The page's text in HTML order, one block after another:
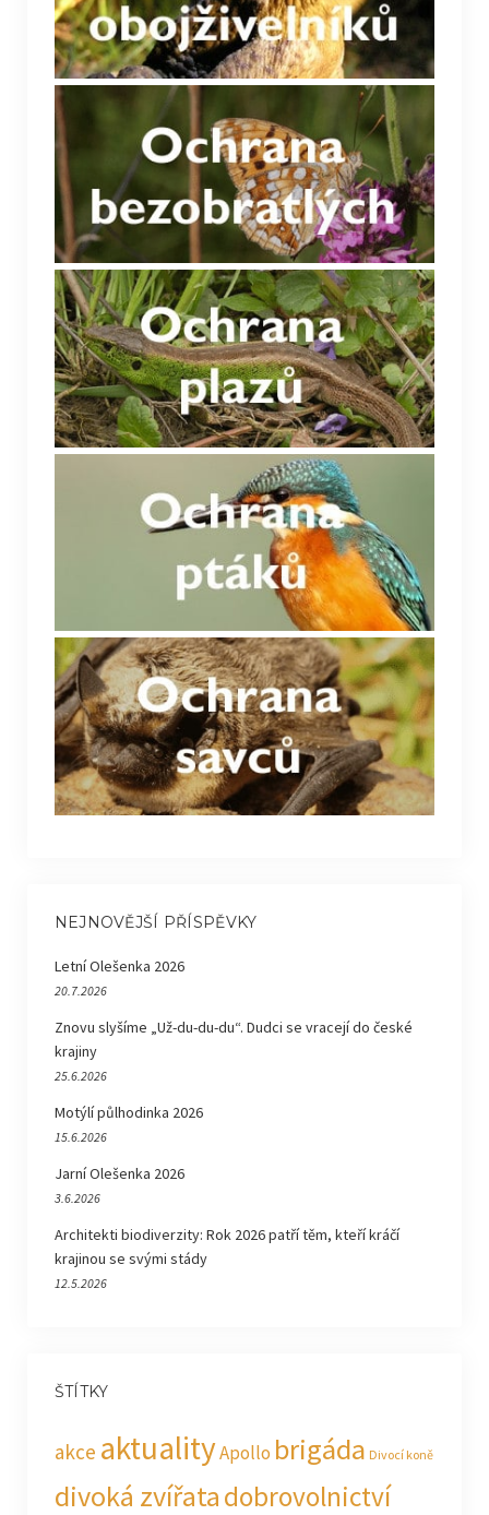
NEJNOVĚJŠÍ PŘÍSPĚVKY
Letní Olešenka 2026
20.7.2026
Znovu slyšíme „Už-du-du-du“. Dudci se vracejí do české
krajiny
25.6.2026
Motýlí půlhodinka 2026
15.6.2026
Jarní Olešenka 2026
3.6.2026
Architekti biodiverzity: Rok 2026 patří těm, kteří kráčí
krajinou se svými stády
12.5.2026
ŠTÍTKY
akce aktualityApollo brigáda Divocí koně
divoká zvířatadobrovolnictví